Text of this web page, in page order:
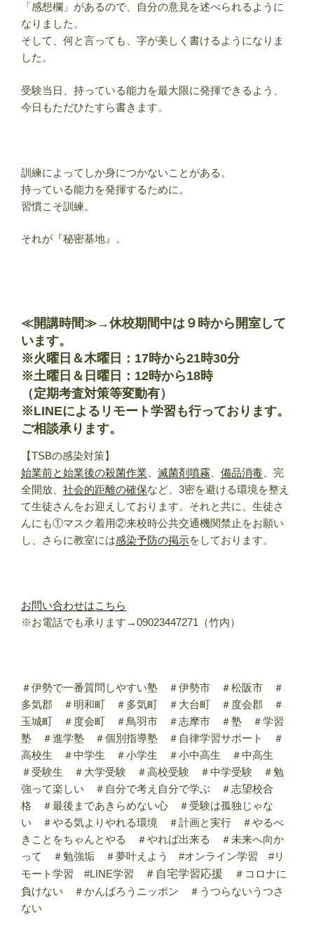
「感想欄」があるので、自分の意見を述べられるように
なりました。
そして、何と言っても、字が美しく書けるようになりま
した。
受験当日、持っている能力を最大限に発揮できるよう、
今日もただひたすら書きます。
訓練によってしか身につかないことがある。
持っている能力を発揮するために。
習慣こそ訓練。
それが『秘密基地』。
≪開講時間≫→休校期間中は９時から開室して
います。
※火曜日＆木曜日：17時から21時30分
※土曜日＆日曜日：12時から18時
（定期考査対策等変動有）
※LINEによるリモート学習も行っております。
ご相談承ります。
【TSBの感染対策】
始業前と始業後の殺菌作業
滅菌剤噴霧 備品消毒 、完
全開放、 社会的距離の確保など、3密を避ける環境を整え
て生徒さんをお迎えしております。それと共に、生徒さ
んにも①マスク着用②来校時公共交通機関禁止をお願い
し、さらに教室には感染予防の掲示をしております。
お問い合わせはこちら
※お電話でも承ります→09023447271（竹内）
＃伊勢で一番質問しやすい塾 ＃伊勢市 ＃松阪市 ＃
多気郡 ＃明和町 ＃多気町 ＃大台町 ＃度会郡 ＃
玉城町 ＃度会町 ＃鳥羽市 ＃志摩市 ＃塾 ＃学習
塾 ＃進学塾 ＃個別指導塾 ＃自律学習サポート ＃
高校生 ＃中学生 ＃小学生 ＃小中高生 ＃中高生
＃受験生 ＃大学受験 ＃高校受験 ＃中学受験 ＃勉
強って楽しい ＃自分で考え自分で学ぶ ＃志望校合
格 ＃最後まであきらめない心 ＃受験は孤独じゃな
い ＃やる気よりやれる環境 ＃計画と実行 ＃やるべ
きことをちゃんとやる ＃やれば出来る ＃未来へ向か
って ＃勉強垢 ＃夢叶えよう #オンライン学習 #リ
モート学習 #LINE学習
＃自宅学習応援
＃コロナに
負けない ＃かんばろうニッポン ＃うつらないうつさ
ない